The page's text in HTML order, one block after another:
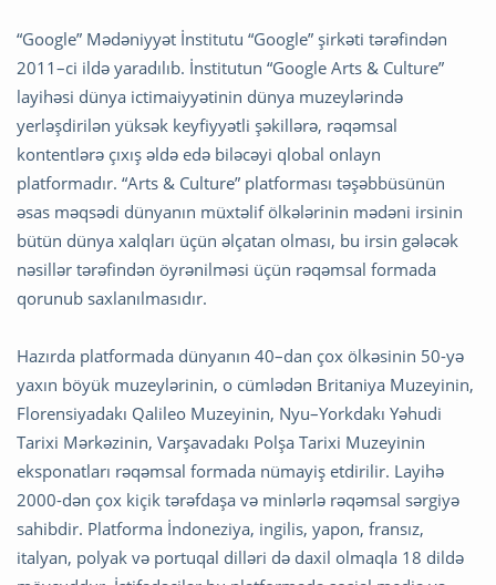
“Google” Mədəniyyət İnstitutu “Google” şirkəti tərəfindən
2011–ci ildə yaradılıb. İnstitutun “Google Arts & Culture”
layihəsi dünya ictimaiyyətinin dünya muzeylərində
yerləşdirilən yüksək keyfiyyətli şəkillərə, rəqəmsal
kontentlərə çıxış əldə edə biləcəyi qlobal onlayn
platformadır. “Arts & Culture” platforması təşəbbüsünün
əsas məqsədi dünyanın müxtəlif ölkələrinin mədəni irsinin
bütün dünya xalqları üçün əlçatan olması, bu irsin gələcək
nəsillər tərəfindən öyrənilməsi üçün rəqəmsal formada
qorunub saxlanılmasıdır.
Hazırda platformada dünyanın 40–dan çox ölkəsinin 50-yə
yaxın böyük muzeylərinin, o cümlədən Britaniya Muzeyinin,
Florensiyadakı Qalileo Muzeyinin, Nyu–Yorkdakı Yəhudi
Tarixi Mərkəzinin, Varşavadakı Polşa Tarixi Muzeyinin
eksponatları rəqəmsal formada nümayiş etdirilir. Layihə
2000-dən çox kiçik tərəfdaşa və minlərlə rəqəmsal sərgiyə
sahibdir. Platforma İndoneziya, ingilis, yapon, fransız,
italyan, polyak və portuqal dilləri də daxil olmaqla 18 dildə